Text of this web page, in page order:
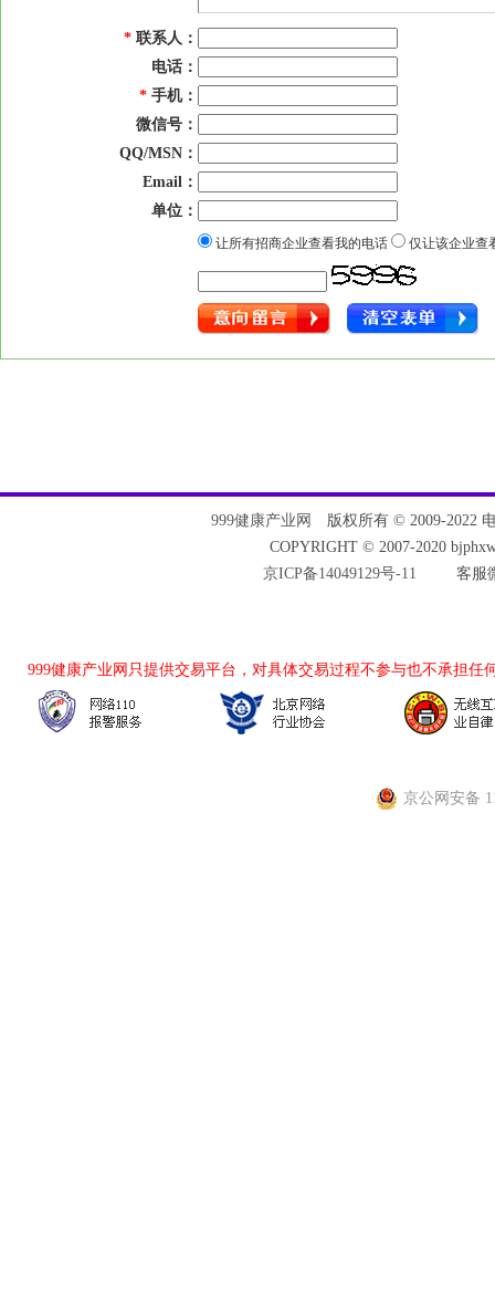
* 联系人：
电话：
* 手机：
微信号：
QQ/MSN：
Email：
单位：
让所有招商企业查看我的电话 仅让该企业查
999健康产业网
版权所有 © 2009-2022 电
COPYRIGHT © 2007-2020
京ICP备14049129号-11
客服
999健康产业网 只提供交易平台，对具体交易过程不参与也不承担
京公网安备